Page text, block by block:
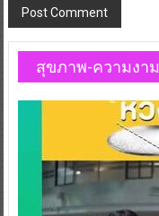
สุขภาพ-ความงาม